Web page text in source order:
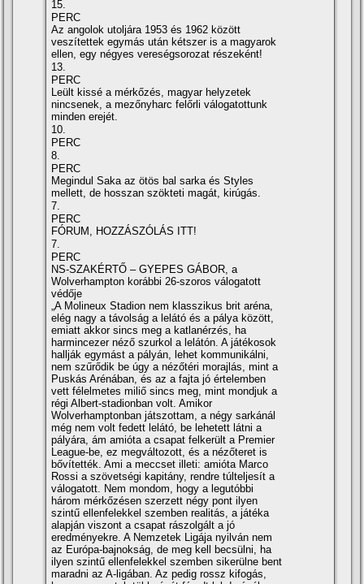
15.
PERC
Az angolok utoljára 1953 és 1962 között
veszítettek egymás után kétszer is a magyarok
ellen, egy négyes vereségsorozat részeként!
13.
PERC
Leült kissé a mérkőzés, magyar helyzetek
nincsenek, a mezőnyharc felőrli válogatottunk
minden erejét.
10.
PERC
8.
PERC
Megindul Saka az ötös bal sarka és Styles
mellett, de hosszan szökteti magát, kirúgás.
7.
PERC
FÓRUM, HOZZÁSZÓLÁS ITT!
7.
PERC
NS-SZAKÉRTŐ – GYEPES GÁBOR, a
Wolverhampton korábbi 26-szoros válogatott
védője
„A Molineux Stadion nem klasszikus brit aréna,
elég nagy a távolság a lelátó és a pálya között,
emiatt akkor sincs meg a katlanérzés, ha
harmincezer néző szurkol a lelátón. A játékosok
hallják egymást a pályán, lehet kommunikálni,
nem szűrődik be úgy a nézőtéri morajlás, mint a
Puskás Arénában, és az a fajta jó értelemben
vett félelmetes miliő sincs meg, mint mondjuk a
régi Albert-stadionban volt. Amikor
Wolverhamptonban játszottam, a négy sarkánál
még nem volt fedett lelátó, be lehetett látni a
pályára, ám amióta a csapat felkerült a Premier
League-be, ez megváltozott, és a nézőteret is
bővítették. Ami a meccset illeti: amióta Marco
Rossi a szövetségi kapitány, rendre túlteljesít a
válogatott. Nem mondom, hogy a legutóbbi
három mérkőzésen szerzett négy pont ilyen
szintű ellenfelekkel szemben realitás, a játéka
alapján viszont a csapat rászolgált a jó
eredményekre. A Nemzetek Ligája nyilván nem
az Európa-bajnokság, de meg kell becsülni, ha
ilyen szintű ellenfelekkel szemben sikerülne bent
maradni az A-ligában. Az pedig rossz kifogás,